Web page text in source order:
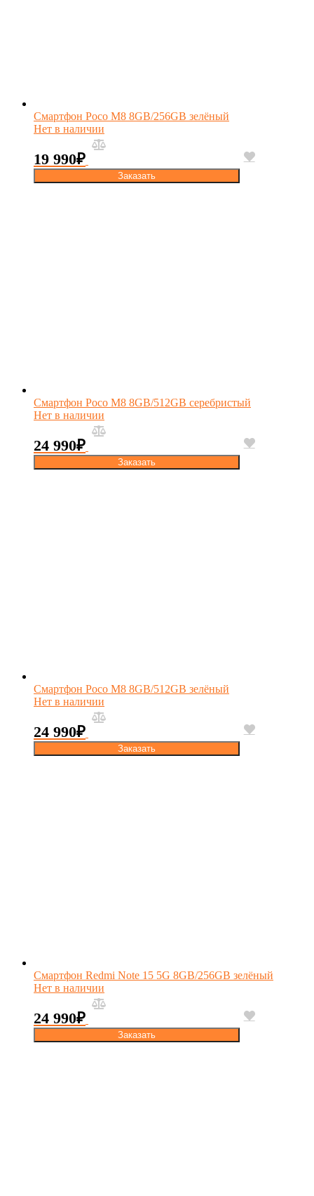
Смартфон Poco M8 8GB/256GB зелёный
Нет в наличии
19 990₽
Заказать
Смартфон Poco M8 8GB/512GB серебристый
Нет в наличии
24 990₽
Заказать
Смартфон Poco M8 8GB/512GB зелёный
Нет в наличии
24 990₽
Заказать
Смартфон Redmi Note 15 5G 8GB/256GB зелёный
Нет в наличии
24 990₽
Заказать